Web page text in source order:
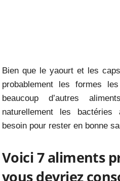
Bien que le yaourt et les
probablement les formes
beaucoup d’autres
naturellement les
besoin pour rester en bonne
Voici 7 aliments
vous devriez